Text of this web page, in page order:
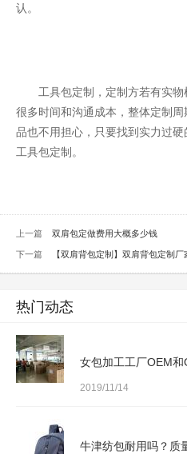
认。
工具包定制，定制方若有实物
很多时间和沟通成本，整体定制
品也不用担心，只要找到实力过
工具包定制。
上一篇 双肩包定做费用大概多少钱
下一篇 【双肩背包定制】双肩背包定制
热门动态
女包加工工厂OEM和
2019/11/14
牛津纺包耐用吗？质